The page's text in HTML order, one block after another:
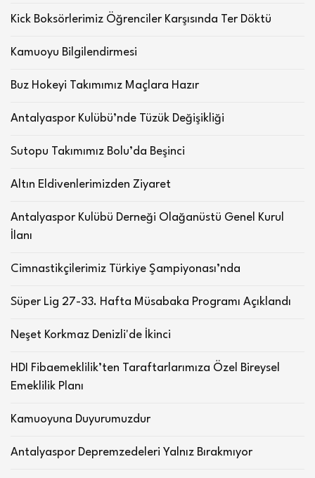
Kick Boksörlerimiz Öğrenciler Karşısında Ter Döktü
Kamuoyu Bilgilendirmesi
Buz Hokeyi Takımımız Maçlara Hazır
Antalyaspor Kulübü’nde Tüzük Değişikliği
Sutopu Takımımız Bolu’da Beşinci
Altın Eldivenlerimizden Ziyaret
Antalyaspor Kulübü Derneği Olağanüstü Genel Kurul
İlanı
Cimnastikçilerimiz Türkiye Şampiyonası’nda
Süper Lig 27-33. Hafta Müsabaka Programı Açıklandı
Neşet Korkmaz Denizli'de İkinci
HDI Fibaemeklilik’ten Taraftarlarımıza Özel Bireysel
Emeklilik Planı
Kamuoyuna Duyurumuzdur
Antalyaspor Depremzedeleri Yalnız Bırakmıyor